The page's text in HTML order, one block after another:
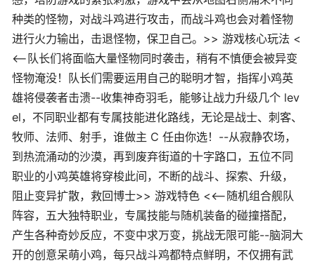
种类的怪物，对战斗鸡进行攻击，而战斗鸡也会对着怪物
进行火力输出，击退怪物，保卫自己。>> 游戏核心玩法 <
<--队长们将面临大量怪物同时袭击，稍有不慎便会被异变
怪物淹没！队长们需要运用自己的聪明才智，指挥小鸡英
雄将侵袭者击溃--收集神奇羽毛，能够让战力升级几个 lev
el，不同职业都有专属技能进化路线，无论是战士、刺客、
牧师、法师、射手，谁做主 C 任由你选！--从寂静农场，
到热流涌动的沙漠，再到废弃街道的十字路口，五位不同
职业的小鸡英雄将穿梭此间，不断的战斗、探索、升级，
阻止变异扩散，救回博士>> 游戏特色 <<--随机组合舰队
阵容，五大独特职业，专属技能与随机装备的碰撞搭配，
产生各种奇妙反应，不变中求万变，挑战无限可能--脑洞大
开的创意呆萌小鸡，每只战斗鸡都特点鲜明，不仅拥有武